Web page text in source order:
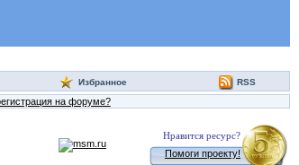
Избранное RSS
на форуме?
Нравится ресурс?
Помоги проекту!